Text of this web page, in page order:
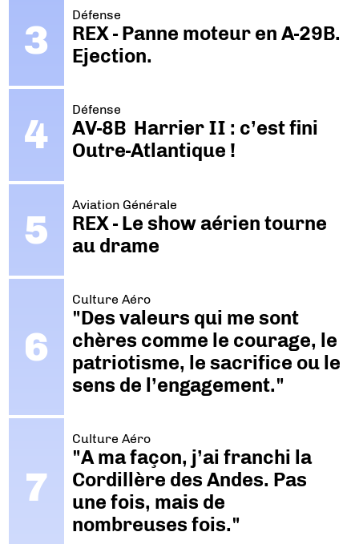
Défense
REX - Panne moteur en A-29B.
Ejection.
Défense
AV-8B Harrier II : c’est fini
Outre-Atlantique !
Aviation Générale
REX - Le show aérien tourne
au drame
Culture Aéro
"Des valeurs qui me sont
chères comme le courage, le
patriotisme, le sacrifice ou le
sens de l’engagement."
Culture Aéro
"A ma façon, j’ai franchi la
Cordillère des Andes. Pas
une fois, mais de
nombreuses fois."